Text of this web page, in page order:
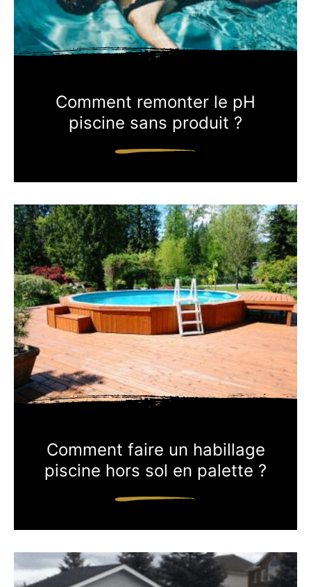
Comment remonter le pH
piscine sans produit ?
Comment faire un habillage
piscine hors sol en palette ?